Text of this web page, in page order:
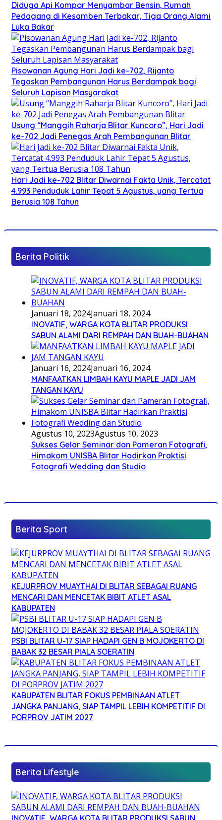
Diduga Api Kompor Menyambar Bensin, Rumah
Pedagang di Kesamben Terbakar, Tiga Orang Alami
Luka Bakar
Pisowanan Agung Hari Jadi ke-702, Rijanto
Tegaskan Pembangunan Harus Berdampak bagi
Seluruh Lapisan Masyarakat
Usung “Manggih Raharja Blitar Kuncoro”, Hari Jadi
ke-702 Jadi Penegas Arah Pembangunan Blitar
Hari Jadi ke-702 Blitar Diwarnai Fakta Unik, Tercatat
4.993 Penduduk Lahir Tepat 5 Agustus, yang Tertua
Berusia 108 Tahun
Berita Politik
Januari 18, 2024Januari 18, 2024
INOVATIF, WARGA KOTA BLITAR PRODUKSI
SABUN ALAMI DARI REMPAH DAN BUAH-BUAHAN
Januari 16, 2024Januari 16, 2024
MANFAATKAN LIMBAH KAYU MAPLE JADI JAM
TANGAN KAYU
Agustus 10, 2023Agustus 10, 2023
Sukses Gelar Seminar dan Pameran Fotografi,
Himakom UNISBA Blitar Hadirkan Praktisi
Fotografi Wedding dan Studio
Berita Sport
KEJURPROV MUAYTHAI DI BLITAR SEBAGAI RUANG
MENCARI DAN MENCETAK BIBIT ATLET ASAL
KABUPATEN
PSBI BLITAR U-17 SIAP HADAPI GEN B MOJOKERTO DI
BABAK 32 BESAR PIALA SOERATIN
KABUPATEN BLITAR FOKUS PEMBINAAN ATLET
JANGKA PANJANG, SIAP TAMPIL LEBIH KOMPETITIF DI
PORPROV JATIM 2027
Berita Lifestyle
INOVATIF, WARGA KOTA BLITAR PRODUKSI SABUN